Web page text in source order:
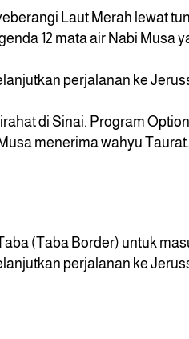
Laut Merah lewat
12 mata air Nabi Musa
perjalanan ke
di Sinai. Program
menerima wahyu Taurat.
(Taba Border) untuk
perjalanan ke